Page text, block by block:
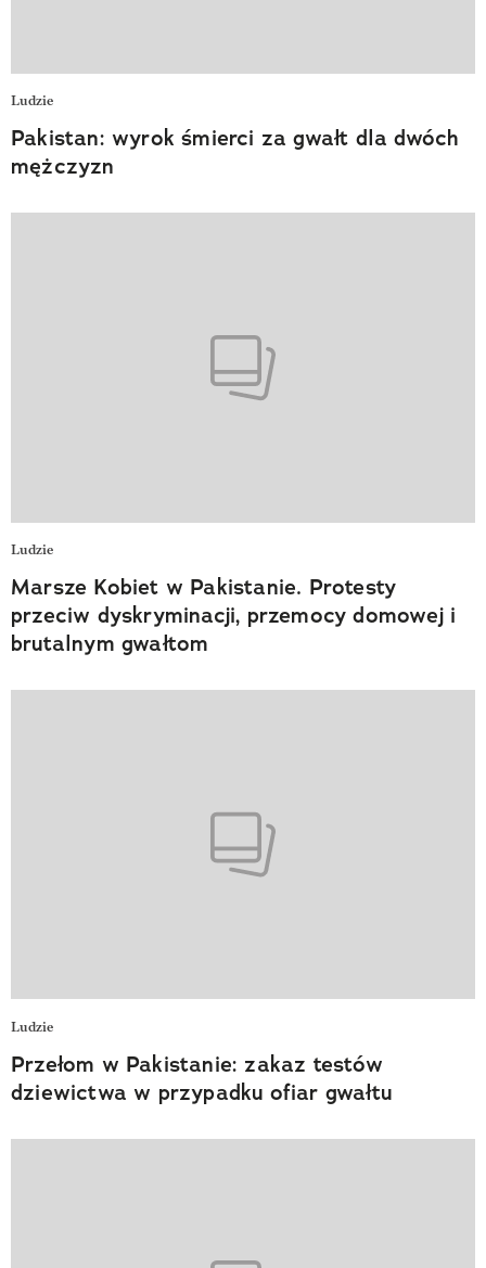
Ludzie
Pakistan: wyrok śmierci za gwałt dla dwóch
mężczyzn
Ludzie
Marsze Kobiet w Pakistanie. Protesty
przeciw dyskryminacji, przemocy domowej i
brutalnym gwałtom
Ludzie
Przełom w Pakistanie: zakaz testów
dziewictwa w przypadku ofiar gwałtu